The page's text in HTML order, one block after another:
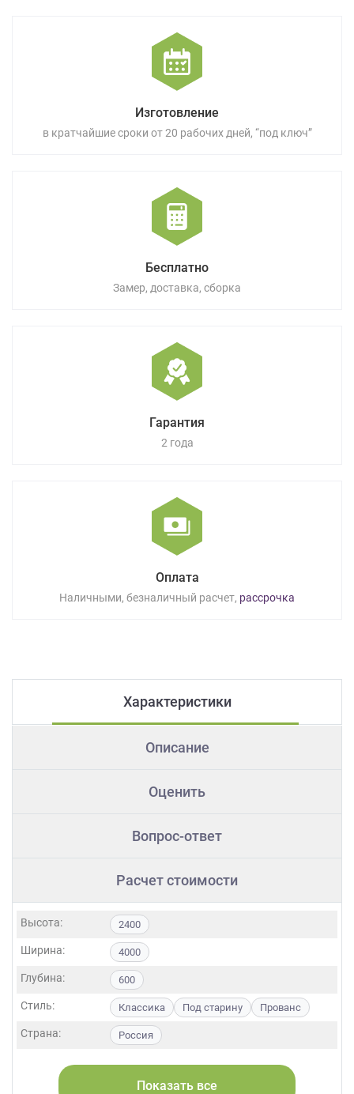
Изготовление
в кратчайшие сроки от 20 рабочих дней, “под ключ”
Бесплатно
Замер, доставка, сборка
Гарантия
2 года
Оплата
Наличными, безналичный расчет, рассрочка
Характеристики
Описание
Оценить
Вопрос-ответ
Расчет стоимости
Высота: 2400
Ширина: 4000
Глубина: 600
Стиль: Классика Под старину Прованс
Страна: Россия
Натуральное дерево Стекло
С патиной
Показать все